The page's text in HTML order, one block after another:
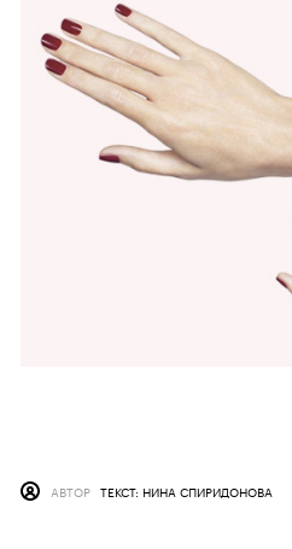
АВТОР ТЕКСТ: НИНА СПИРИДОНОВА